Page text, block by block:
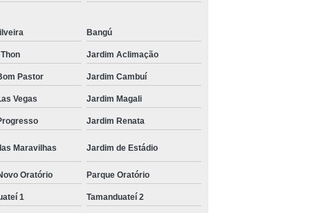
Munck
Transporte de Máquinas
Caminhão para Transporte de Containers
de Containers
com Caminhão Munck
Empresas de Transporte de Containers
Munck
Remoção de Container com Munck
de Container com Caminhão Munck
Transporte de Containers com Munck
Bangú
Jardim Aclimação
Pastor Jardim Cambuí
Vegas Jardim Magali
Jardim Renata
Maravilhas Jardim de Estádio
Oratório Parque Oratório
1 Tamanduateí 2